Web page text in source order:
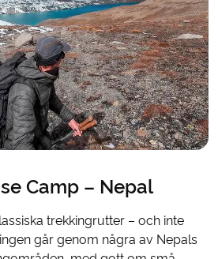
Camp – Nepal
trekkingrutter – och inte
går genom några av Nepals